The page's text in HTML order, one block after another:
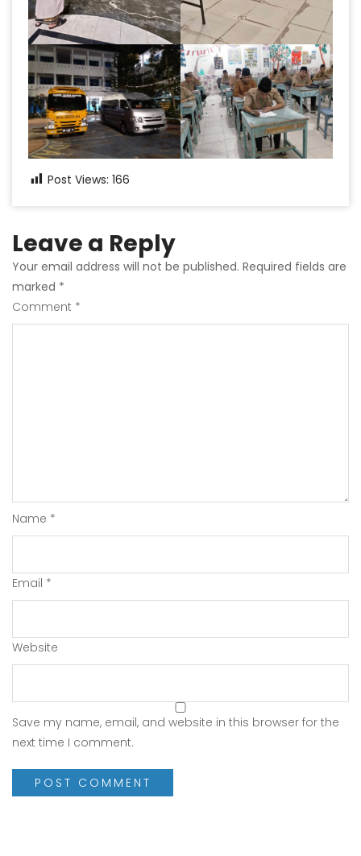
Post Views: 166
Leave a Reply
Your email address will not be published. Required fields are
marked *
Comment *
Name *
Email *
Website
Save my name, email, and website in this browser for the
next time I comment.